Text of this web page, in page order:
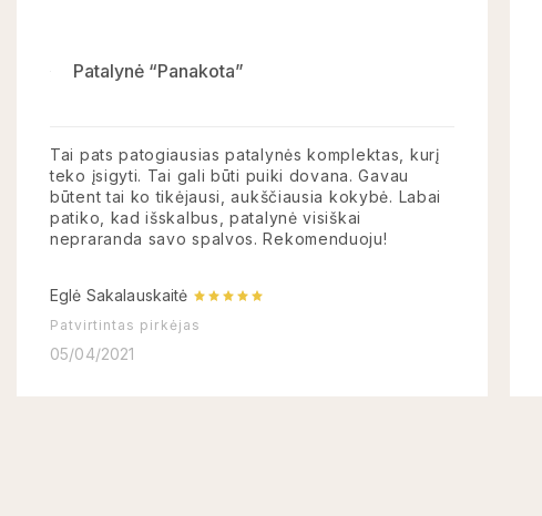
Patalynė “Panakota”
Tai pats patogiausias patalynės komplektas, kurį
teko įsigyti. Tai gali būti puiki dovana. Gavau
būtent tai ko tikėjausi, aukščiausia kokybė. Labai
patiko, kad išskalbus, patalynė visiškai
nepraranda savo spalvos. Rekomenduoju!
Eglė Sakalauskaitė
Patvirtintas pirkėjas
05/04/2021